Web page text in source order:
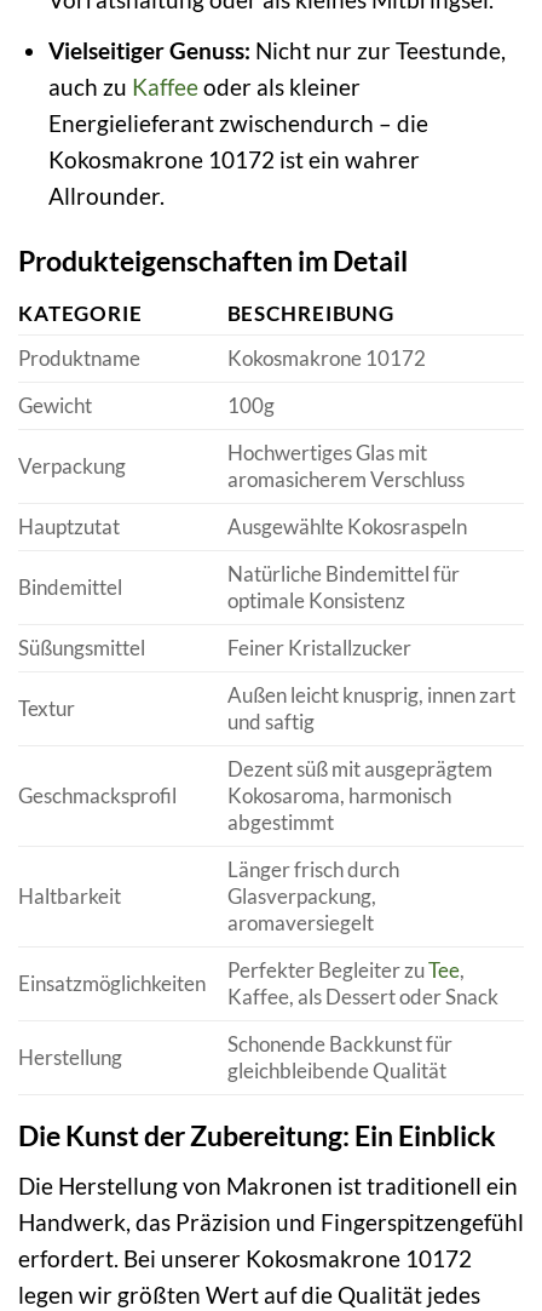
Vielseitiger Genuss: Nicht nur zur Teestunde,
auch zu Kaffeeoder als kleiner
Energielieferant zwischendurch – die
Kokosmakrone 10172 ist ein wahrer
Allrounder.
Produkteigenschaften im Detail
KATEGORIE
BESCHREIBUNG
Produktname
Kokosmakrone 10172
Gewicht
100g
Verpackung
Hochwertiges Glas mit
aromasicherem Verschluss
Hauptzutat
Ausgewählte Kokosraspeln
Bindemittel
Natürliche Bindemittel für
optimale Konsistenz
Süßungsmittel
Feiner Kristallzucker
Textur
Außen leicht knusprig, innen zart
und saftig
Geschmacksprofil
Dezent süß mit ausgeprägtem
Kokosaroma, harmonisch
abgestimmt
Haltbarkeit
Länger frisch durch
Glasverpackung,
aromaversiegelt
Einsatzmöglichkeiten
Perfekter Begleiter zuTee,
Kaffee, als Dessert oder Snack
Herstellung
Schonende Backkunst für
gleichbleibende Qualität
Die Kunst der Zubereitung: Ein Einblick
Die Herstellung von Makronen ist traditionell ein
Handwerk, das Präzision und Fingerspitzengefühl
erfordert. Bei unserer Kokosmakrone 10172
legen wir größten Wert auf die Qualität jedes